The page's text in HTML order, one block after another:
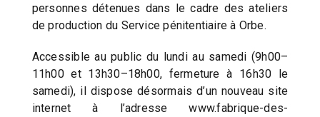
personnes détenues dans le cadre des ateliers
de production du Service pénitentiaire à Orbe.
Accessible au public du lundi au samedi (9h00–
11h00 et 13h30–18h00, fermeture à 16h30 le
samedi), il dispose désormais d’un nouveau site
internet à l’adresse www.fabrique-des-